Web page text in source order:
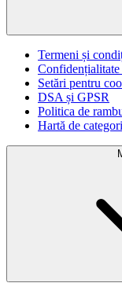
Termeni și
Setări pentru
DSA și GPSR
Politica de
Hartă de